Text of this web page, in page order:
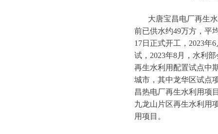
大唐宝昌电厂再生
前已供水约49万方，平
17日正式开工，2023年
试，2023年8月，水利
再生水利用配置试点中
城市，其中龙华区试点
昌热电厂再生水利用项
九龙山片区再生水利用
用项目。